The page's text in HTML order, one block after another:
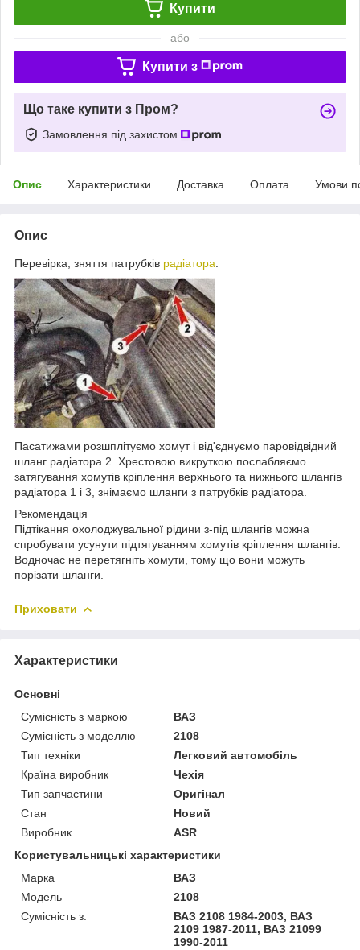
Купити
або
Купити з
Що таке купити з Пром?
Замовлення під захистом
Опис Характеристики Доставка Оплата Умови
Опис
Перевірка, зняття патрубків радіатора
Пасатижами розшплітуємо хомут і від'єднуємо паровідвідний
шланг радіатора 2. Хрестовою викруткою послабляємо
затягування хомутів кріплення верхнього та нижнього шлангів
радіатора 1 і 3, знімаємо шланги з патрубків радіатора.
Рекомендація
Підтікання охолоджувальної рідини з-під шлангів можна
спробувати усунути підтягуванням хомутів кріплення шлангів.
Водночас не перетягніть хомути, тому що вони можуть
порізати шланги.
Приховати
Характеристики
Основні
Сумісність з маркою
ВАЗ
Сумісність з моделлю
2108
Тип техніки
Легковий автомобіль
Країна виробник
Чехія
Тип запчастини
Оригінал
Стан
Новий
Виробник
ASR
Користувальницькі характеристики
Марка
ВАЗ
Модель
2108
Сумісність з:
ВАЗ 2108 1984-2003, ВАЗ
2109 1987-2011, ВАЗ 21099
1990-2011